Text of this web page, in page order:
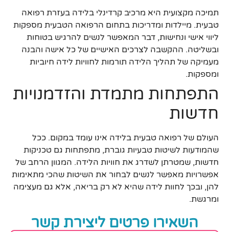
תמיכה מקצועית היא מרכיב קרדינלי בלידה בעזרת רפואה
טבעית. מיילדות ומדריכות בתחום הרפואה הטבעית מספקות
ליווי אישי ונחישות, דבר המאפשר לנשים להרגיש בטוחות
ובשליטה. ההקשבה לצרכים האישיים של כל אישה והבנה
מעמיקה של תהליך הלידה תורמות לחוויות לידה חיוביות
ומספקות.
התפתחות מתמדת והזדמנויות
חדשות
העולם של רפואה טבעית בלידה אינו עומד במקום. ככל
שהמודעות לשיטות טבעיות גוברת, מתפתחות גם טכניקות
חדשות, שמטרתן לשדרג את חוויות הלידה. המגוון הרחב של
אפשרויות מאפשר לנשים לבחור את השיטות שהכי מתאימות
להן, ובכך לחוות לידה שהיא לא רק בריאה, אלא גם מעצימה
ומרגשת.
השאירו פרטים ליצירת קשר